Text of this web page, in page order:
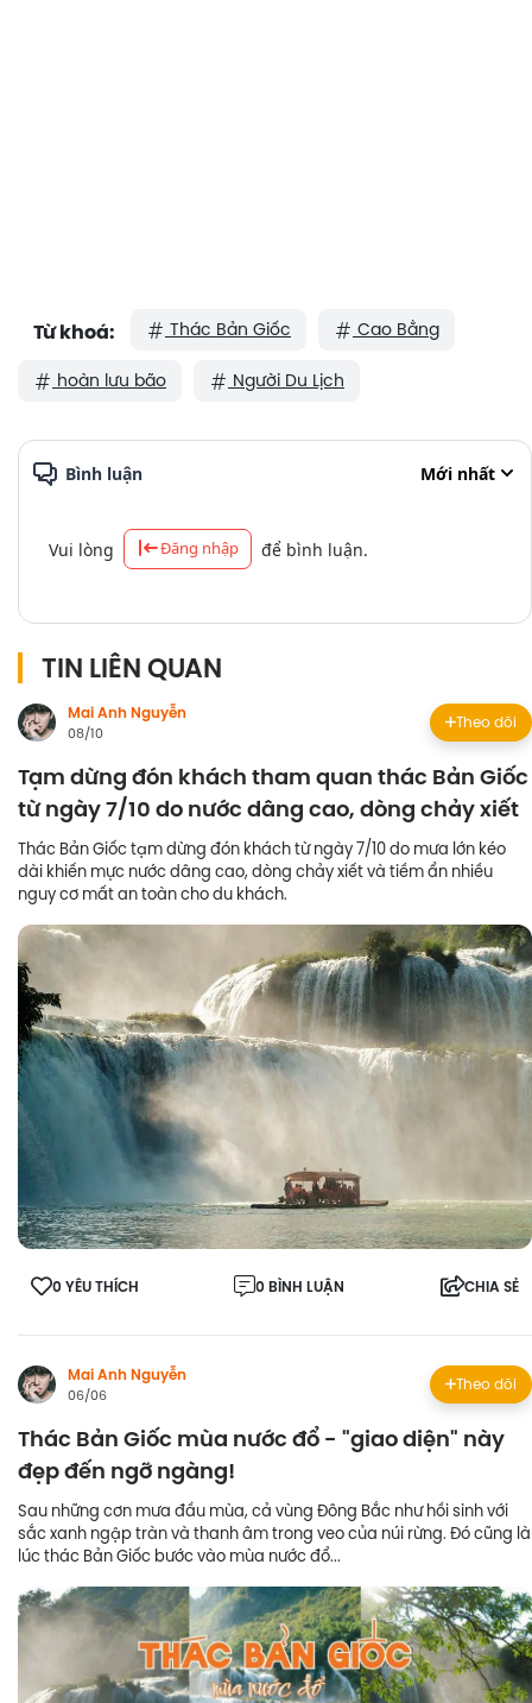
Từ khoá: Thác Bản Giốc Cao Bằng
hoàn lưu bão Người Du Lịch
Bình luận Mới nhất
Vui lòng Đăng nhập để bình luận.
TIN LIÊN QUAN
Mai Anh Nguyễn
08/10
Theo dõi
Tạm dừng đón khách tham quan thác Bản Giốc
từ ngày 7/10 do nước dâng cao, dòng chảy xiết
Thác Bản Giốc tạm dừng đón khách từ ngày 7/10 do mưa lớn kéo
dài khiến mực nước dâng cao, dòng chảy xiết và tiềm ẩn nhiều
nguy cơ mất an toàn cho du khách.
0 YÊU THÍCH 0 BÌNH LUẬN CHIA SẺ
Mai Anh Nguyễn
06/06
Theo dõi
Thác Bản Giốc mùa nước đổ - "giao diện" này
đẹp đến ngỡ ngàng!
Sau những cơn mưa đầu mùa, cả vùng Đông Bắc như hồi sinh với
sắc xanh ngập tràn và thanh âm trong veo của núi rừng. Đó cũng là
lúc thác Bản Giốc bước vào mùa nước đổ...